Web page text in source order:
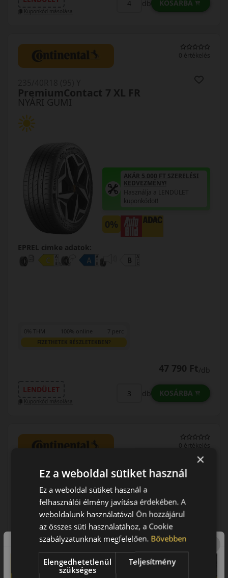
Kuponkód másolása
db KOSÁRBA
0 értékelés
NYÁRI GUMI
PremiumContact 7 XL FR
AKÁR 5.000 FT SZERELÉSI
KEDVEZMÉNY!
Használja a LENDÜLET
kuponkódot!
0%
EPREL cimke adatok:
0% THM 100% online 7 perc
FIZETHETEK RÉSZLETEKBEN?
47 790 Ft/db
LENDÜLET
Kuponkód másolása
db KOSÁRBA
0 értékelés
NYÁRI GUMI
PremiumContact 7 FR
225/55R18 (98) V
AKÁR 5.000 FT SZERELÉSI
×
Ez a weboldal sütiket használ
Ez a weboldal sütiket használ a
felhasználói élmény javítása érdekében. A
weboldalunk használatával Ön hozzájárul
az összes süti használatához, a Cookie
szabályzatunknak megfelelően. Bővebben
Elengedhetetlenül
szükséges
Teljesítmény